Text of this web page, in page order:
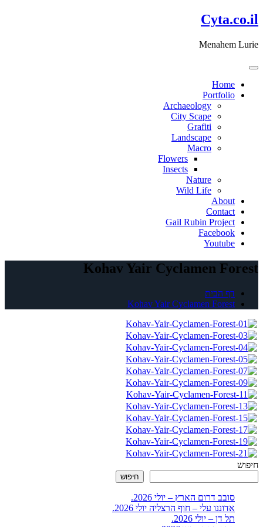
דלג
לתוכן
Cyta.co.il
Menahem Lurie
Home
Portfolio
Archaeology
City Scape
Grafiti
Landscape
Macro
Flowers
Insects
Nature
Wild Life
About
Contact
Gail Rubin Project
Facebook
Youtube
Kohav Yair Cyclamen Forest
דף הבית
Kohav Yair Cyclamen Forest
חיפוש
חיפוש
סובב דרום הארץ – יולי 2026.
אדוננו עלי – חוף הרצליה יולי 2026.
תל דן – יולי 2026.